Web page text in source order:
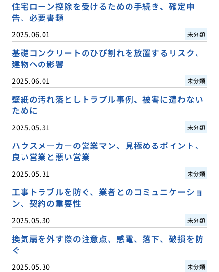
住宅ローン控除を受けるための手続き、確定申
告、必要書類
2025.06.01 未分類
基礎コンクリートのひび割れを放置するリスク、
建物への影響
2025.06.01 未分類
壁紙の汚れ落としトラブル事例、被害に遭わない
ために
2025.05.31 未分類
ハウスメーカーの営業マン、見極めるポイント、
良い営業と悪い営業
2025.05.31 未分類
工事トラブルを防ぐ、業者とのコミュニケーショ
ン、契約の重要性
2025.05.30 未分類
換気扇を外す際の注意点、感電、落下、破損を防
ぐ
2025.05.30 未分類